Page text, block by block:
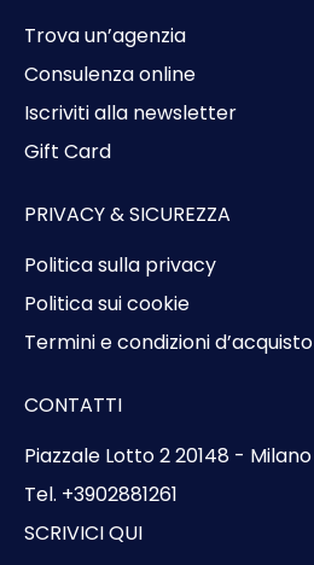
Trova un’agenzia
Consulenza online
Iscriviti alla newsletter
Gift Card
PRIVACY & SICUREZZA
Politica sulla privacy
Politica sui cookie
Termini e condizioni d’acquisto
CONTATTI
Piazzale Lotto 2 20148 - Milano
Tel. +3902881261
SCRIVICI QUI